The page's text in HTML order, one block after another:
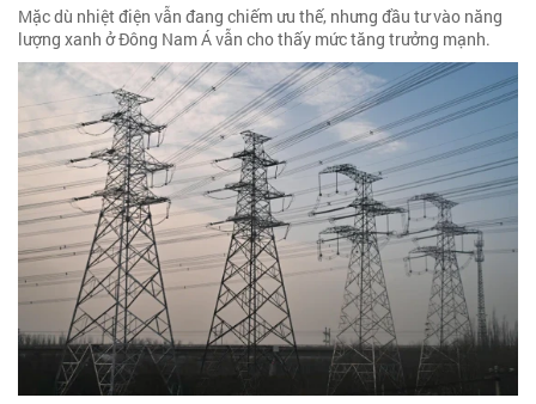
Mặc dù nhiệt điện vẫn đang chiếm ưu thế, nhưng đầu tư vào năng
lượng xanh ở Đông Nam Á vẫn cho thấy mức tăng trưởng mạnh.